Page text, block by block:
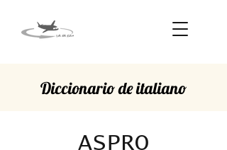
Diccionario de italiano
ASPRO